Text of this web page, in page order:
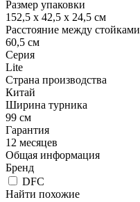
Размер упаковки
152,5 х 42,5 х 24,5 см
Расстояние между стойками
60,5 см
Серия
Lite
Страна производства
Китай
Ширина турника
99 см
Гарантия
12 месяцев
Общая информация
Бренд
DFC
Найти похожие